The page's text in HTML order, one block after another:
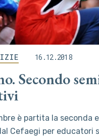
16.12.2018
Secondo
è partita la seconda
Cefaegi per educatori